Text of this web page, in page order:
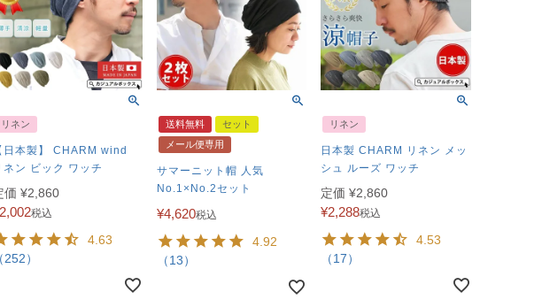
リネン
日本製】 CHARM wind
ネン ビック ワッチ
価 ¥2,860
2,002税込
4.63
（252）
送料無料
セット
メール便専用
サマーニット帽 人気
No.1×No.2セット
¥4,620税込
4.92
（13）
リネン
日本製 CHARM リネン メッ
シュ ルーズ ワッチ
定価 ¥2,860
¥2,288税込
4.53
（17）